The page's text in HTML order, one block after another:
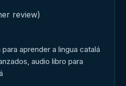
review)
aprender a lingua catalá
audio libro para